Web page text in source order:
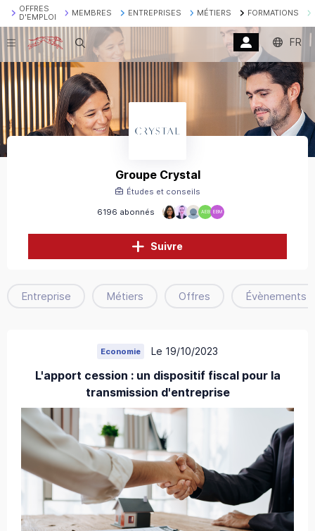
OFFRES
D'EMPLOI
MEMBRES ENTREPRISES MÉTIERS FORMATIONS
Recherche FR
Groupe Crystal
6196 abonnés AEB EBM
Études et conseils
Suivre
Entreprise Métiers Offres Évènements
Economie Le 19/10/2023
L'apport cession : un dispositif fiscal pour la
transmission d'entreprise